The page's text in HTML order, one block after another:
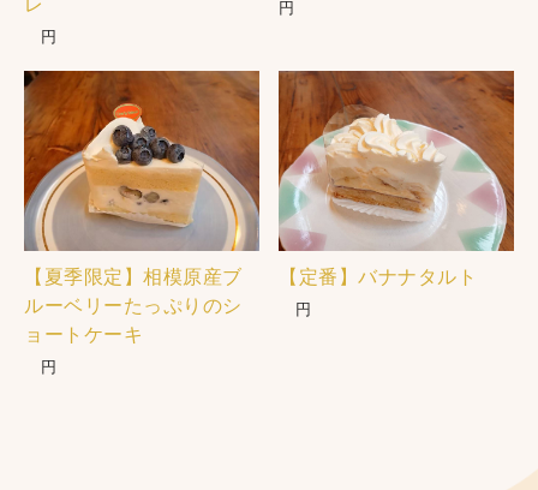
レ
円
円
【夏季限定】相模原産ブ
ルーベリーたっぷりのシ
ョートケーキ
円
【定番】バナナタルト
円